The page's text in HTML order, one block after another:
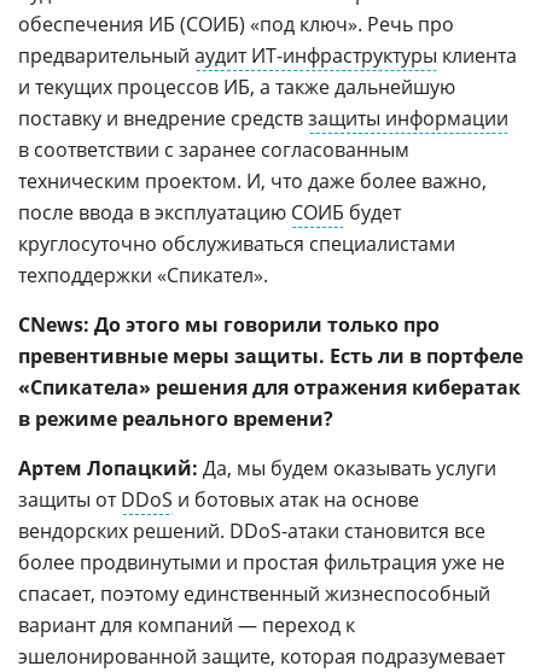
обеспечения ИБ (СОИБ) «под ключ». Речь про
предварительный аудит ИТ-инфраструктуры клиента
и текущих процессов ИБ, а также дальнейшую
поставку и внедрение средствзащиты информации
в соответствии с заранее согласованным
техническим проектом. И, что даже более важно,
после ввода в эксплуатацию СОИБ будет
круглосуточно обслуживаться специалистами
техподдержки «Спикател».
CNews: До этого мы говорили только про
превентивные меры защиты. Есть ли в портфеле
«Спикатела» решения для отражения кибератак
в режиме реального времени?
Артем Лопацкий: Да, мы будем оказывать услуги
защиты отDDoS и ботовых атак на основе
вендорских решений. DDoS-атаки становится все
более продвинутыми и простая фильтрация уже не
спасает, поэтому единственный жизнеспособный
вариант для компаний — переход к
эшелонированной защите, которая подразумевает